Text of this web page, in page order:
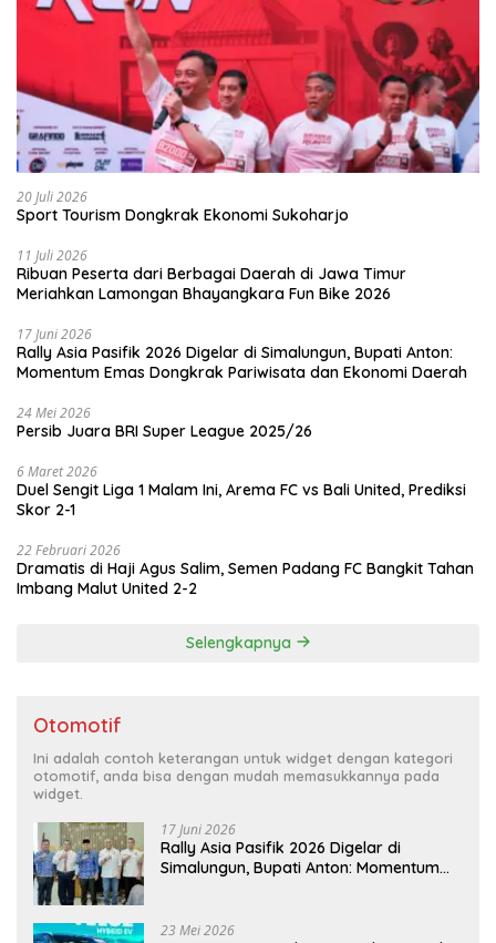
20 Juli 2026
Sport Tourism Dongkrak Ekonomi Sukoharjo
11 Juli 2026
Ribuan Peserta dari Berbagai Daerah di Jawa Timur
Meriahkan Lamongan Bhayangkara Fun Bike 2026
17 Juni 2026
Rally Asia Pasifik 2026 Digelar di Simalungun, Bupati Anton:
Momentum Emas Dongkrak Pariwisata dan Ekonomi Daerah
24 Mei 2026
Persib Juara BRI Super League 2025/26
6 Maret 2026
Duel Sengit Liga 1 Malam Ini, Arema FC vs Bali United, Prediksi
Skor 2-1
22 Februari 2026
Dramatis di Haji Agus Salim, Semen Padang FC Bangkit Tahan
Imbang Malut United 2-2
Selengkapnya
Otomotif
Ini adalah contoh keterangan untuk widget dengan kategori
otomotif, anda bisa dengan mudah memasukkannya pada
widget.
17 Juni 2026
Rally Asia Pasifik 2026 Digelar di
Simalungun, Bupati Anton: Momentum
23 Mei 2026